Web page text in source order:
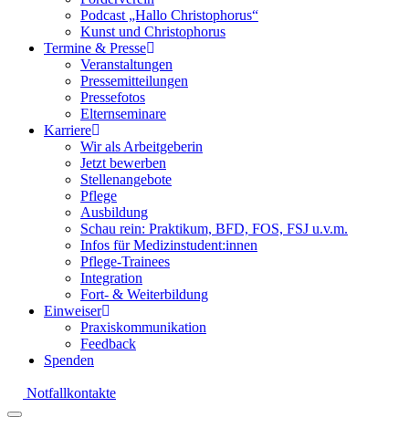
Podcast „Hallo Christophorus“
Kunst und Christophorus
Termine & Presse
Veranstaltungen
Pressemitteilungen
Pressefotos
Elternseminare
Karriere
Wir als Arbeitgeberin
Jetzt bewerben
Stellenangebote
Pflege
Ausbildung
Schau rein: Praktikum, BFD, FOS, FSJ u.v.m.
Infos für Medizinstudent:innen
Pflege-Trainees
Integration
Fort- & Weiterbildung
Einweiser
Praxiskommunikation
Feedback
Spenden
Notfallkontakte